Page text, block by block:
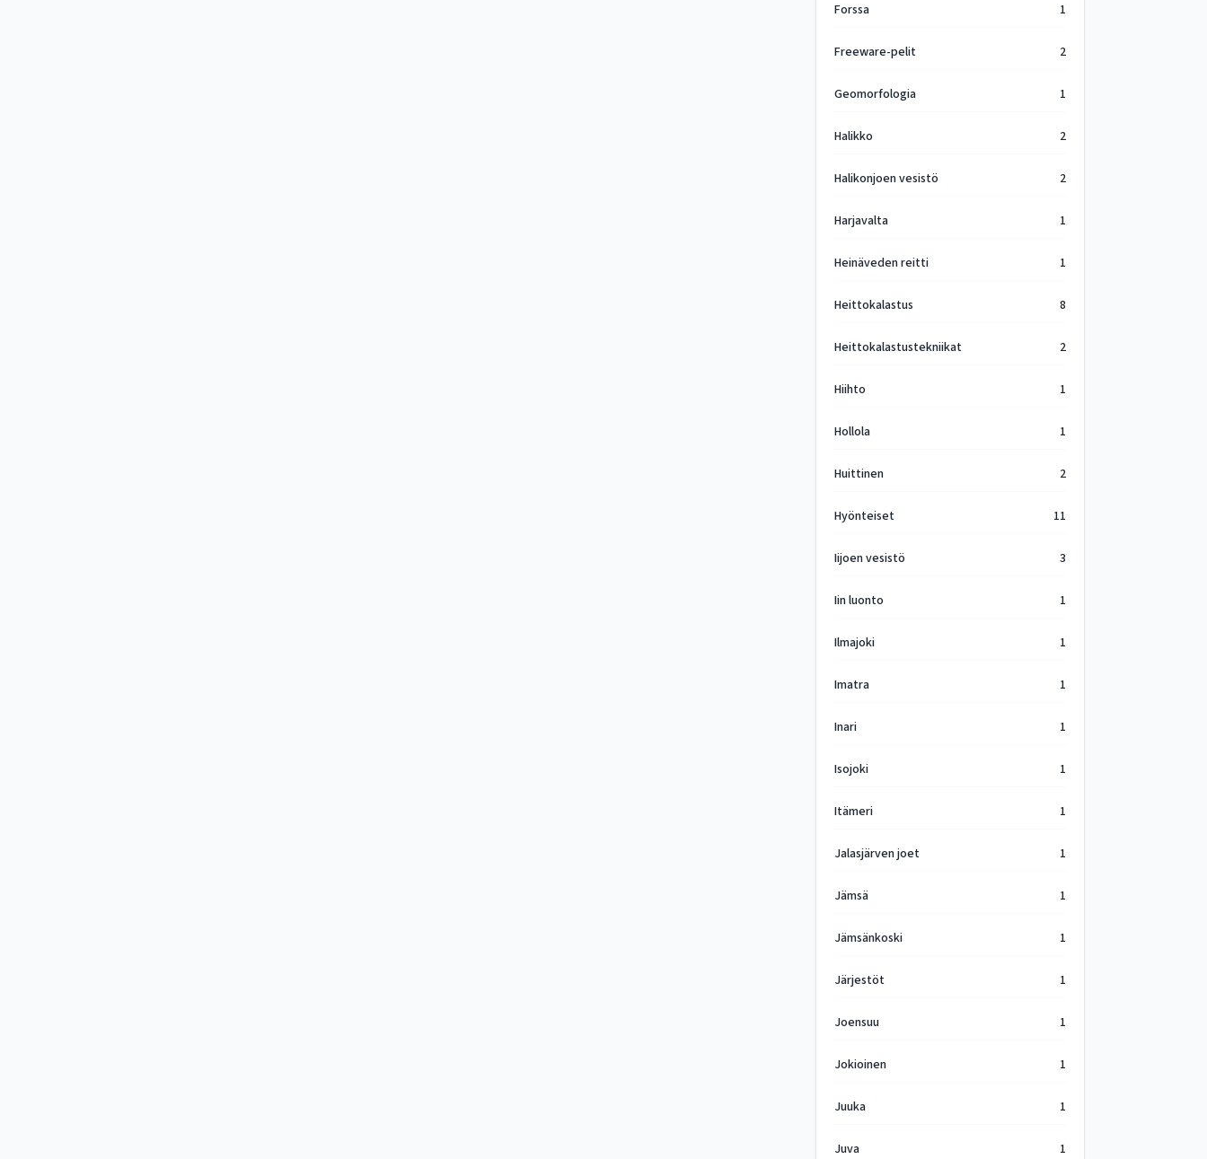
Forssa 1
Freeware-pelit 2
Geomorfologia 1
Halikko 2
Halikonjoen vesistö 2
Harjavalta 1
Heinäveden reitti 1
Heittokalastus 8
Heittokalastustekniikat 2
Hiihto 1
Hollola 1
Huittinen 2
Hyönteiset 11
Iijoen vesistö 3
Iin luonto 1
Ilmajoki 1
Imatra 1
Inari 1
Isojoki 1
Itämeri 1
Jalasjärven joet 1
Jämsä 1
Jämsänkoski 1
Järjestöt 1
Joensuu 1
Jokioinen 1
Juuka 1
Juva 1